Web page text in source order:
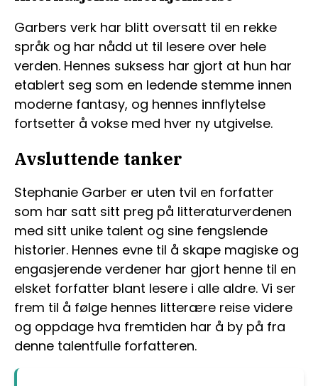
Garbers verk har blitt oversatt til en rekke
språk og har nådd ut til lesere over hele
verden. Hennes suksess har gjort at hun har
etablert seg som en ledende stemme innen
moderne fantasy, og hennes innflytelse
fortsetter å vokse med hver ny utgivelse.
Avsluttende tanker
Stephanie Garber er uten tvil en forfatter
som har satt sitt preg på litteraturverdenen
med sitt unike talent og sine fengslende
historier. Hennes evne til å skape magiske og
engasjerende verdener har gjort henne til en
elsket forfatter blant lesere i alle aldre. Vi ser
frem til å følge hennes litterære reise videre
og oppdage hva fremtiden har å by på fra
denne talentfulle forfatteren.